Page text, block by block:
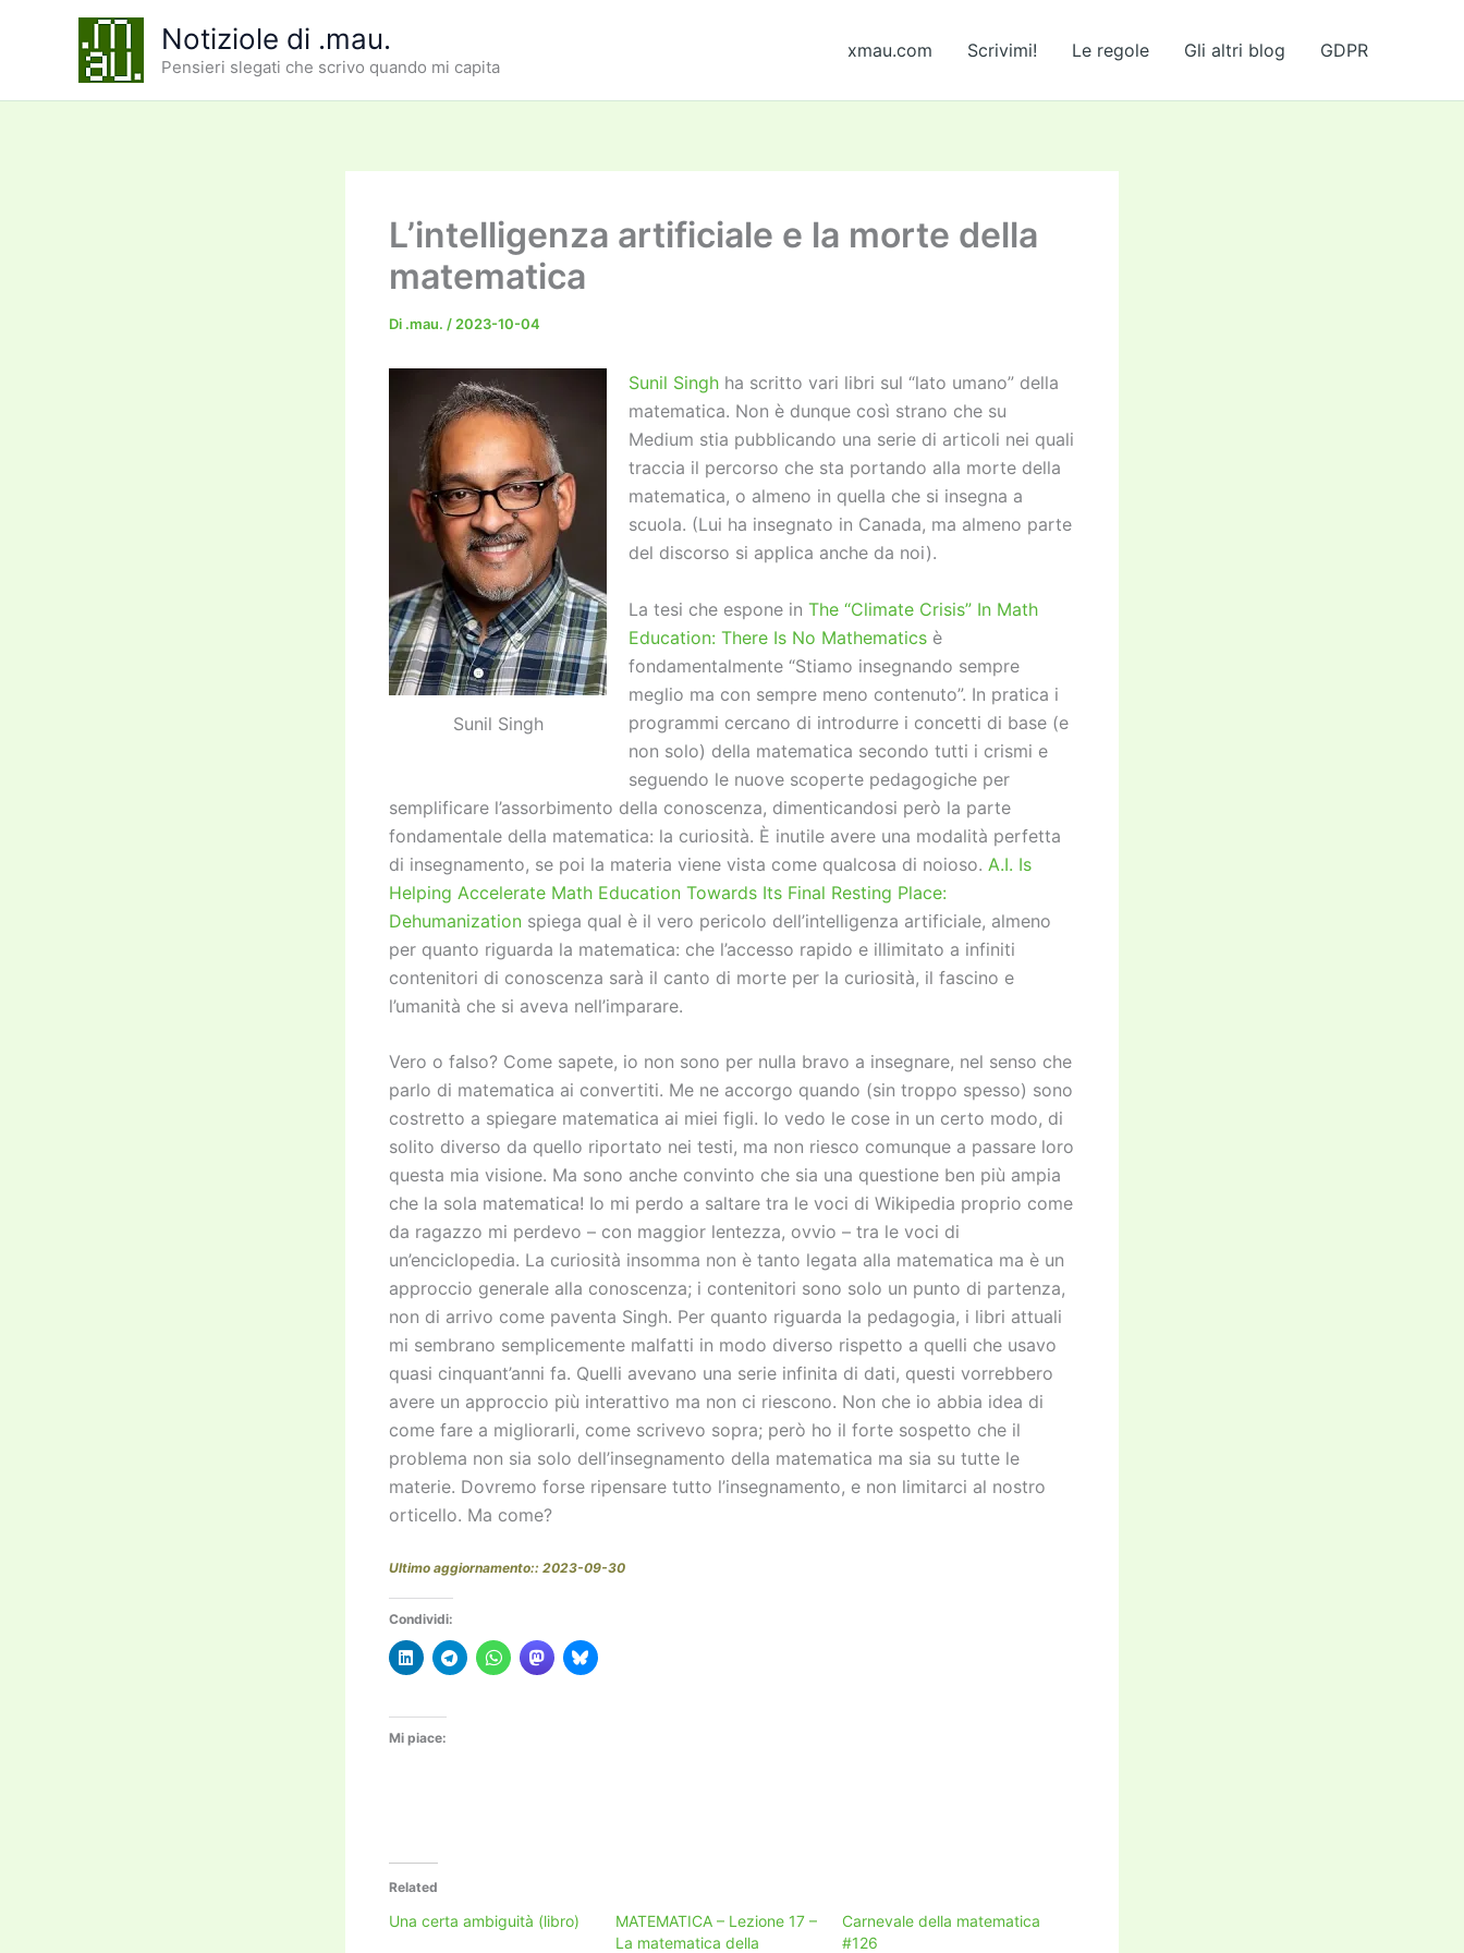
Notiziole di .mau.
Pensieri slegati che scrivo quando mi capita
xmau.com Scrivimi! Le regole Gli altri blog GDPR
L’intelligenza artificiale e la morte della
matematica
Di .mau. / 2023-10-04
Sunil Singh
Sunil Singh ha scritto vari libri sul “lato umano” della
matematica. Non è dunque così strano che su
Medium stia pubblicando una serie di articoli nei quali
traccia il percorso che sta portando alla morte della
matematica, o almeno in quella che si insegna a
scuola. (Lui ha insegnato in Canada, ma almeno parte
del discorso si applica anche da noi).
La tesi che espone in The “Climate Crisis” In Math
Education: There Is No Mathematics è
fondamentalmente “Stiamo insegnando sempre
meglio ma con sempre meno contenuto”. In pratica i
programmi cercano di introdurre i concetti di base (e
non solo) della matematica secondo tutti i crismi e
seguendo le nuove scoperte pedagogiche per
semplificare l’assorbimento della conoscenza, dimenticandosi però la parte
fondamentale della matematica: la curiosità. È inutile avere una modalità perfetta
di insegnamento, se poi la materia viene vista come qualcosa di noioso. A.I. Is
Helping Accelerate Math Education Towards Its Final Resting Place:
Dehumanization spiega qual è il vero pericolo dell’intelligenza artificiale, almeno
per quanto riguarda la matematica: che l’accesso rapido e illimitato a infiniti
contenitori di conoscenza sarà il canto di morte per la curiosità, il fascino e
l’umanità che si aveva nell’imparare.
Vero o falso? Come sapete, io non sono per nulla bravo a insegnare, nel senso che
parlo di matematica ai convertiti. Me ne accorgo quando (sin troppo spesso) sono
costretto a spiegare matematica ai miei figli. Io vedo le cose in un certo modo, di
solito diverso da quello riportato nei testi, ma non riesco comunque a passare loro
questa mia visione. Ma sono anche convinto che sia una questione ben più ampia
che la sola matematica! Io mi perdo a saltare tra le voci di Wikipedia proprio come
da ragazzo mi perdevo – con maggior lentezza, ovvio – tra le voci di
un’enciclopedia. La curiosità insomma non è tanto legata alla matematica ma è un
approccio generale alla conoscenza; i contenitori sono solo un punto di partenza,
non di arrivo come paventa Singh. Per quanto riguarda la pedagogia, i libri attuali
mi sembrano semplicemente malfatti in modo diverso rispetto a quelli che usavo
quasi cinquant’anni fa. Quelli avevano una serie infinita di dati, questi vorrebbero
avere un approccio più interattivo ma non ci riescono. Non che io abbia idea di
come fare a migliorarli, come scrivevo sopra; però ho il forte sospetto che il
problema non sia solo dell’insegnamento della matematica ma sia su tutte le
materie. Dovremo forse ripensare tutto l’insegnamento, e non limitarci al nostro
orticello. Ma come?
Ultimo aggiornamento:: 2023-09-30
Condividi:
Mi piace:
Related
Una certa ambiguità (libro)
MATEMATICA – Lezione 17 –
La matematica della
Carnevale della matematica
#126